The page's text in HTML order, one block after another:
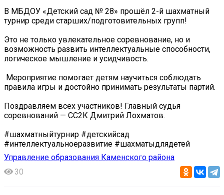
В МБДОУ «Детский сад № 28» прошёл 2-й шахматный
турнир среди старших/подготовительных групп!
Это не только увлекательное соревнование, но и
возможность развить интеллектуальные способности,
логическое мышление и усидчивость.
️ Мероприятие помогает детям научиться соблюдать
правила игры и достойно принимать результаты партий.
Поздравляем всех участников! Главный судья
соревнований — СС2К Дмитрий Лохматов.
#шахматныйтурнир #детскийсад
#интеллектуальноеразвитие #шахматыдлядетей
Управление образования Каменского района
30